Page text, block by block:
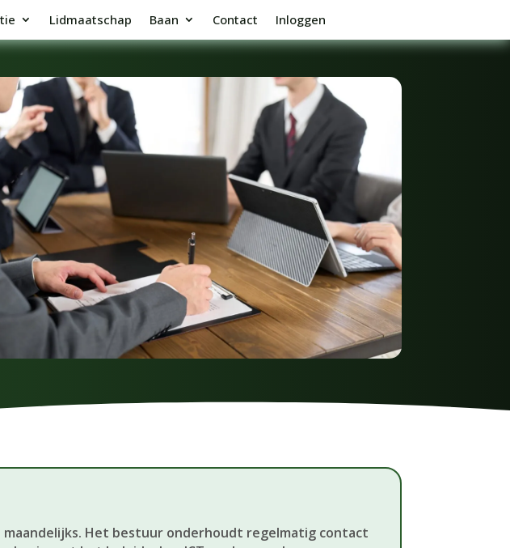
Lidmaatschap Baan Contact Inloggen
Het bestuur onderhoudt regelmatig contact